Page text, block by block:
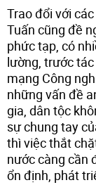
Trao đổi với
Tuấn cũng đề
phức tạp, có
lường, trước
mạng Công
những vấn đề
gia, dân tộc
sự chung tay
thì việc thắt
nước càng cần
ổn định, phát